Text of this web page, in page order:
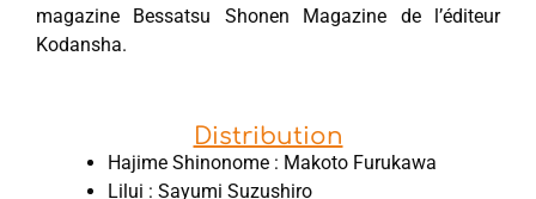
magazine Bessatsu Shonen Magazine de l’éditeur
Kodansha.
Distribution
Hajime Shinonome : Makoto Furukawa
Lilui : Sayumi Suzushiro